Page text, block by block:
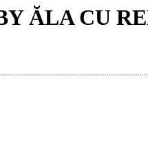
ĂLA CU